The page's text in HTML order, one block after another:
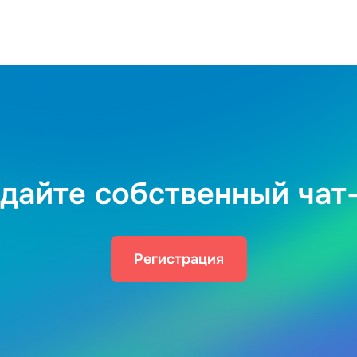
собственный
Регистрация